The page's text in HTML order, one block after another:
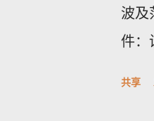
波及
件：
共享